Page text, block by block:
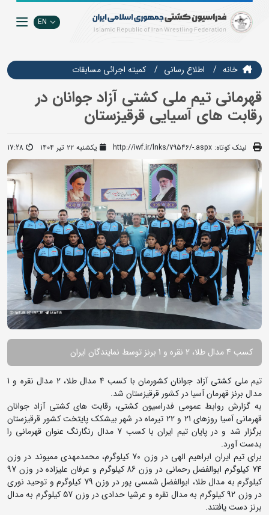
EN
خانه اطلاع رسانی كميته اجرائي مسابقات
قهرمانی تیم ملی کشتی آزاد جوانان در
رقابت های آسیایی قرقیزستان
لینک کوتاه: http://iwf.ir/lnks/79546/-.aspx یکشنبه ۲۲ تیر ۱۴۰۴ 17:28
کسب 4 مدال طلا، 2 نقره و 1 برنز توسط نمایندگان ایران
تیم ملی کشتی آزاد جوانان کشورمان با کسب 4 مدال طلا، 2 مدال نقره و 1
مدال برنز قهرمان آسیا در کشور قرقیزستان شد.
به گزارش روابط عمومی فدراسیون کشتی، رقابت های کشتی آزاد جوانان
قهرمانی آسیا روزهای 21 و 22 تیرماه در شهر بیشکک پایتخت کشور قرقیزستان
برگزار شد و در پایان تیم ایران با کسب 7 مدال رنگارنگ عنوان قهرمانی را
بدست آورد.
برای تیم ایران ابراهیم الهی در وزن 70 کیلوگرم، محمدمهدی ممیوند در وزن
74 کیلوگرم ابوالفضل رحمانی در وزن 86 کیلوگرم و عرفان علیزاده در وزن 97
کیلوگرم به مدال طلا، ابوالفضل شمسی پور در وزن 79 کیلوگرم و توحید نوری
در وزن 92 کیلوگرم به مدال نقره و عرشیا حدادی در وزن 57 کیلوگرم به مدال
برنز دست یافتند.